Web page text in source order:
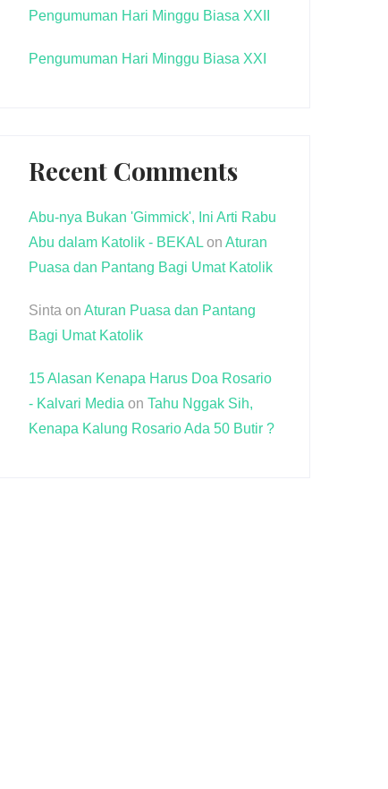
Pengumuman Hari Minggu Biasa XXII
Pengumuman Hari Minggu Biasa XXI
Recent Comments
Abu-nya Bukan 'Gimmick', Ini Arti Rabu
Abu dalam Katolik - BEKAL onAturan
Puasa dan Pantang Bagi Umat Katolik
Sinta onAturan Puasa dan Pantang
Bagi Umat Katolik
15 Alasan Kenapa Harus Doa Rosario
- Kalvari Media onTahu Nggak Sih,
Kenapa Kalung Rosario Ada 50 Butir ?